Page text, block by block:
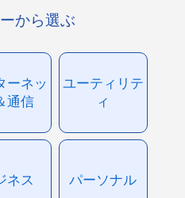
から選ぶ
ーネッ
通信
ユーティリテ
ィ
ネス パーソナル